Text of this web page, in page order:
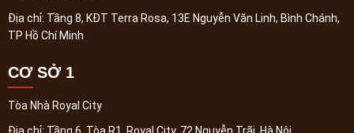
Địa chỉ: Tầng 8, KĐT Terra Rosa, 13E Nguyễn Văn Linh, Bình Chánh,
TP Hồ Chí Minh
CƠ SỞ 1
Tòa Nhà Royal City